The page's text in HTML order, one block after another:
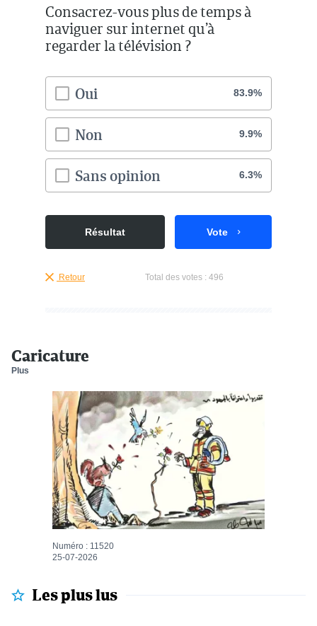
Consacrez-vous plus de temps à
naviguer sur internet qu’à
regarder la télévision ?
Oui 83.9%
Non 9.9%
Sans opinion 6.3%
Résultat Vote
Retour Total des votes : 496
Caricature
Plus
Numéro : 11520
25-07-2026
Les plus lus